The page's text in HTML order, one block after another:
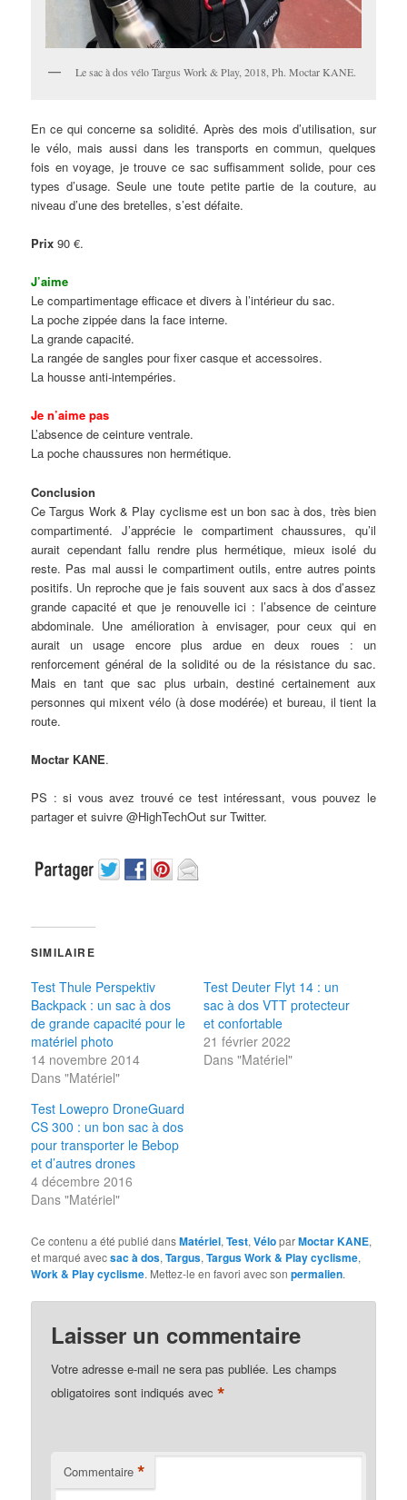
Le sac à dos vélo Targus Work & Play, 2018, Ph. Moctar KANE.
En ce qui concerne sa solidité. Après des mois d’utilisation, sur
le vélo, mais aussi dans les transports en commun, quelques
fois en voyage, je trouve ce sac suffisamment solide, pour ces
types d’usage. Seule une toute petite partie de la couture, au
niveau d’une des bretelles, s’est défaite.
Prix 90 €.
J’aime
Le compartimentage efficace et divers à l’intérieur du sac.
La poche zippée dans la face interne.
La grande capacité.
La rangée de sangles pour fixer casque et accessoires.
La housse anti-intempéries.
Je n’aime pas
L’absence de ceinture ventrale.
La poche chaussures non hermétique.
Conclusion
Ce Targus Work & Play cyclisme est un bon sac à dos, très bien
compartimenté. J’apprécie le compartiment chaussures, qu’il
aurait cependant fallu rendre plus hermétique, mieux isolé du
reste. Pas mal aussi le compartiment outils, entre autres points
positifs. Un reproche que je fais souvent aux sacs à dos d’assez
grande capacité et que je renouvelle ici : l’absence de ceinture
abdominale. Une amélioration à envisager, pour ceux qui en
aurait un usage encore plus ardue en deux roues : un
renforcement général de la solidité ou de la résistance du sac.
Mais en tant que sac plus urbain, destiné certainement aux
personnes qui mixent vélo (à dose modérée) et bureau, il tient la
route.
Moctar KANE.
PS : si vous avez trouvé ce test intéressant, vous pouvez le
partager et suivre @HighTechOut sur Twitter.
SIMILAIRE
Test Thule Perspektiv
Backpack : un sac à dos
de grande capacité pour le
matériel photo
14 novembre 2014
Dans "Matériel"
Test Deuter Flyt 14 : un
sac à dos VTT protecteur
et confortable
21 février 2022
Dans "Matériel"
Test Lowepro DroneGuard
CS 300 : un bon sac à dos
pour transporter le Bebop
et d’autres drones
4 décembre 2016
Dans "Matériel"
Ce contenu a été publié dansMatériel,Test,VéloparMoctar KANE,
et marqué avecsac à dos,Targus,Targus Work & Play cyclisme,
Work & Play cyclisme. Mettez-le en favori avec sonpermalien.
Laisser un commentaire
Votre adresse e-mail ne sera pas publiée. Les champs
obligatoires sont indiqués avec*
Commentaire *